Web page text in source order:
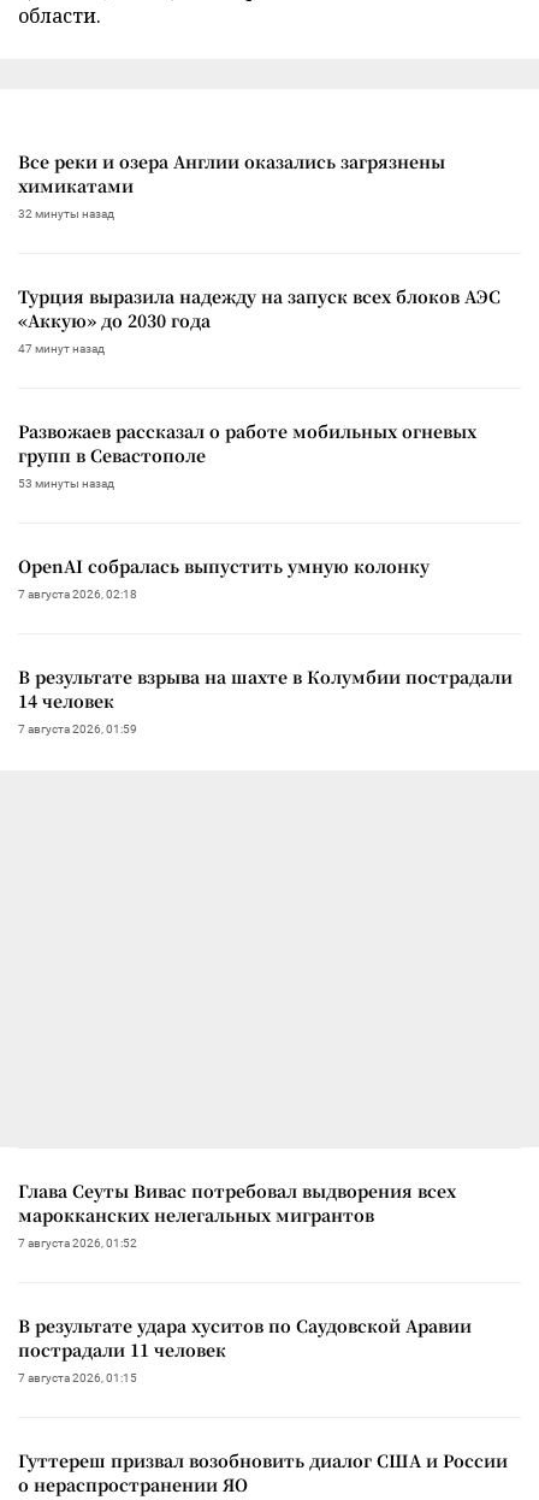
области.
Все реки и озера Англии оказались загрязнены
химикатами
32 минуты назад
Турция выразила надежду на запуск всех блоков АЭС
«Аккую» до 2030 года
47 минут назад
Развожаев рассказал о работе мобильных огневых
групп в Севастополе
53 минуты назад
OpenAI собралась выпустить умную колонку
7 августа 2026, 02:18
В результате взрыва на шахте в Колумбии пострадали
14 человек
7 августа 2026, 01:59
Глава Сеуты Вивас потребовал выдворения всех
марокканских нелегальных мигрантов
7 августа 2026, 01:52
В результате удара хуситов по Саудовской Аравии
пострадали 11 человек
7 августа 2026, 01:15
Гуттереш призвал возобновить диалог США и России
о нераспространении ЯО